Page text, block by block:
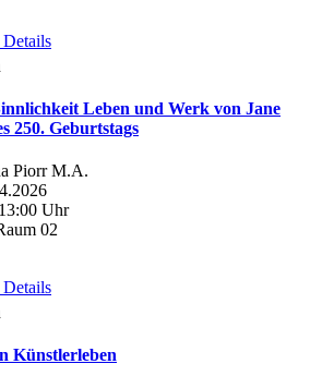
Leben und Werk von Jane
250. Geburtstags
Piorr M.A.
Uhr
02
Künstlerleben